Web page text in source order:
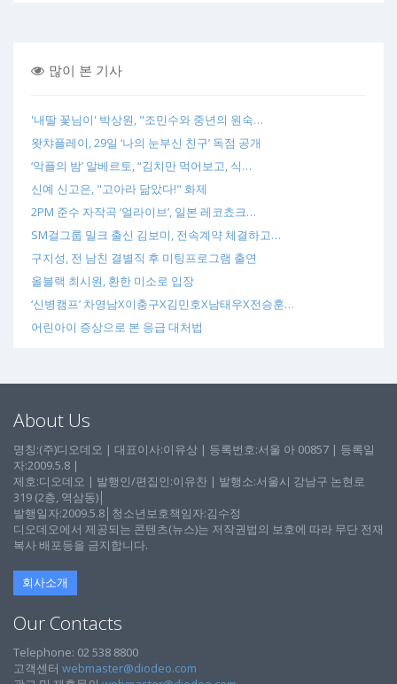
많이 본 기사
'내딸 꽃님이' 박상원, "조민수와 중년의 원숙…
왓챠플레이, 29일 ‘나의 눈부신 친구’ 독점 공개
‘악플의 밤’ 알베르토, “김치만 먹어보고, 식…
신예 신고은, "고아라 닮았다!" 화제
2PM 준수 자작곡 ‘얼라이브’, 일본 레코쵸크…
SM걸그룹 밀크 출신 김보미, 전속계약 체결하고…
구지성, 전 남친 결별직 후 미팅프로그램 출연
올블랙 최시원, 환한 미소로 입장
‘신병캠프’ 차영남X이충구X김민호X남태우X전승훈…
어린아이 증상으로 본 응급 대처법
About Us
명칭:(주)디오데오 | 대표이사:이유상 | 등록번호:서울 아 00857 | 등록일
자:2009.5.8 |
제호:디오데오 | 발행인/편집인:이유찬 | 발행소:서울시 강남구 논현로
319 (2층, 역삼동)│
발행일자:2009.5.8│청소년보호책임자:김수정
디오데오에서 제공되는 콘텐츠(뉴스)는 저작권법의 보호에 따라 무단 전재
복사 배포등을 금지합니다.
회사소개
Our Contacts
Telephone: 02 538 8800
고객센터 webmaster@diodeo.com